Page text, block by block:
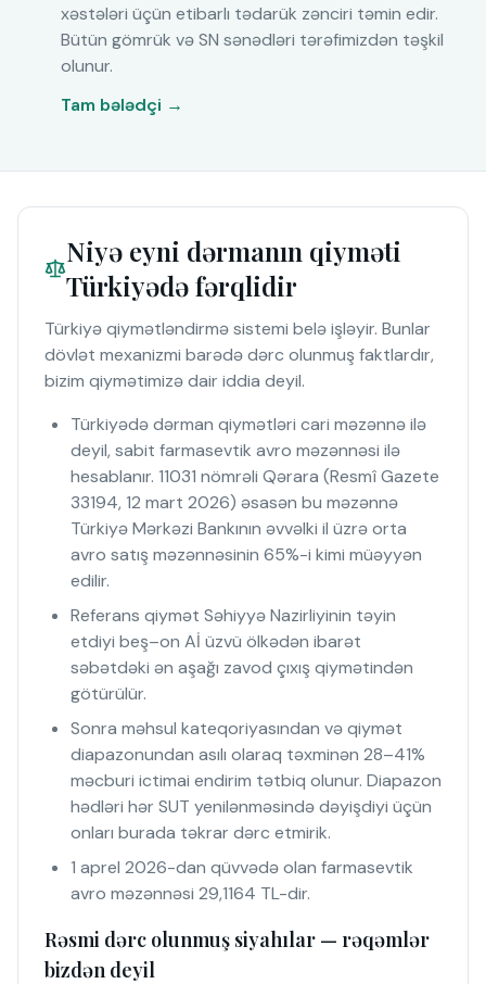
xəstələri üçün etibarlı tədarük zənciri təmin edir.
Bütün gömrük və SN sənədləri tərəfimizdən təşkil
olunur.
Tam bələdçi →
Niyə eyni dərmanın qiyməti
Türkiyədə fərqlidir
Türkiyə qiymətləndirmə sistemi belə işləyir. Bunlar
dövlət mexanizmi barədə dərc olunmuş faktlardır,
bizim qiymətimizə dair iddia deyil.
Türkiyədə dərman qiymətləri cari məzənnə ilə
deyil, sabit farmasevtik avro məzənnəsi ilə
hesablanır. 11031 nömrəli Qərara (Resmî Gazete
33194, 12 mart 2026) əsasən bu məzənnə
Türkiyə Mərkəzi Bankının əvvəlki il üzrə orta
avro satış məzənnəsinin 65%-i kimi müəyyən
edilir.
Referans qiymət Səhiyyə Nazirliyinin təyin
etdiyi beş–on Aİ üzvü ölkədən ibarət
səbətdəki ən aşağı zavod çıxış qiymətindən
götürülür.
Sonra məhsul kateqoriyasından və qiymət
diapazonundan asılı olaraq təxminən 28–41%
məcburi ictimai endirim tətbiq olunur. Diapazon
hədləri hər SUT yenilənməsində dəyişdiyi üçün
onları burada təkrar dərc etmirik.
1 aprel 2026-dan qüvvədə olan farmasevtik
avro məzənnəsi 29,1164 TL-dir.
Rəsmi dərc olunmuş siyahılar — rəqəmlər
bizdən deyil